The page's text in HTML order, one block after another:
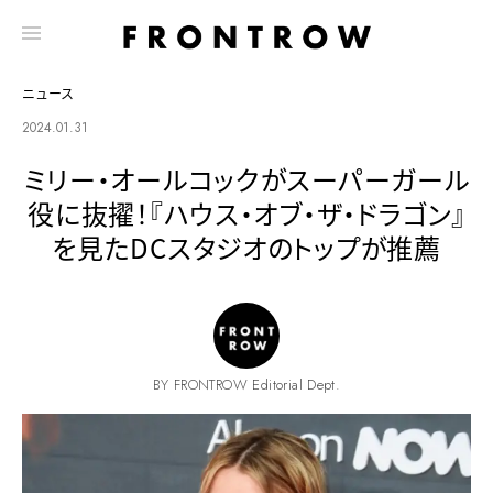
ニュース
2024.01.31
ミリー・オールコックがスーパーガール
役に抜擢！『ハウス・オブ・ザ・ドラゴン』
を見たDCスタジオのトップが推薦
BY FRONTROW Editorial Dept.